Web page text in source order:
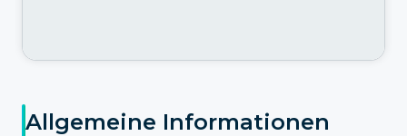
Allgemeine Informationen